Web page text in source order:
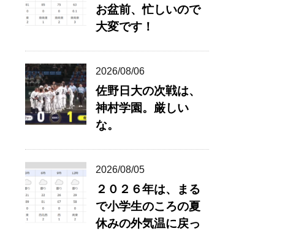
お盆前、忙しいので
大変です！
2026/08/06
佐野日大の次戦は、
神村学園。厳しい
な。
2026/08/05
２０２６年は、まる
で小学生のころの夏
休みの外気温に戻っ